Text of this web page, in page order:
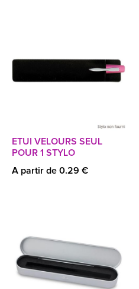
ETUI VELOURS SEUL
POUR 1 STYLO
A partir de 0.29 €